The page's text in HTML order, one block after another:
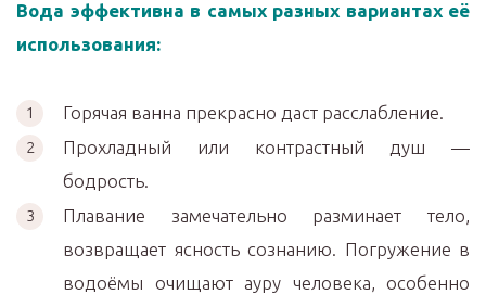
Вода эффективна в самых разных вариантах её
использования:
Горячая ванна прекрасно даст расслабление.
Прохладный или контрастный душ —
бодрость.
Плавание замечательно разминает тело,
возвращает ясность сознанию. Погружение в
водоёмы очищают ауру человека, особенно